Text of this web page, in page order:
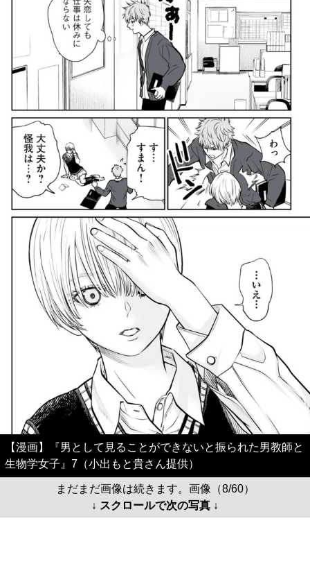
【漫画】『男として見ることができないと振られた男教師と
生物学女子』7（小出もと貴さん提供）
まだまだ画像は続きます。画像（8/60）
↓ スクロールで次の写真 ↓